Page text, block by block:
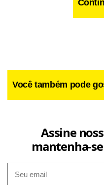
Você também pode
Assine
mantenha-